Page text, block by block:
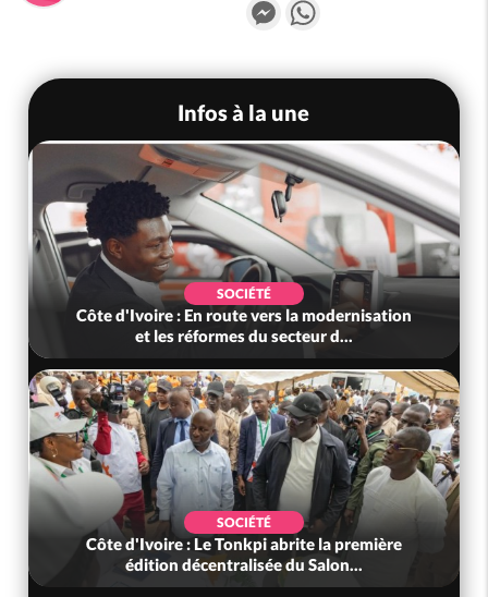
Infos à la une
SOCIÉTÉ
Côte d'Ivoire : En route vers la modernisation
et les réformes du secteur d...
SOCIÉTÉ
Côte d'Ivoire : Le Tonkpi abrite la première
édition décentralisée du Salon...